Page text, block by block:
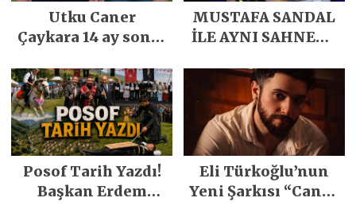
Utku Caner
Çaykara 14 ay sonra
kavuştu
MUSTAFA SANDAL
İLE AYNI SAHNEDE
Posof Tarih Yazdı!
Başkan Erdem
Eli Türkoğlu’nun
Yeni Şarkısı “Canın